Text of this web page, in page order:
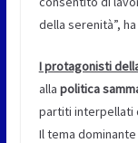
della serenità”,
I protagonisti
alla politica
partiti interpellati
Il tema